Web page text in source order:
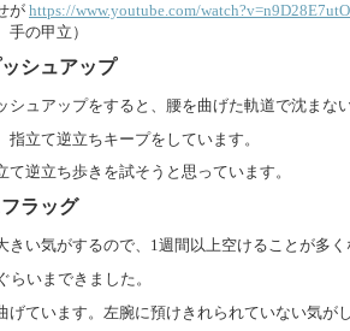
が https://www.youtube.com/
手の甲立）
シュアップ
シュアップをすると、腰を曲げた軌道で沈まな
指立て逆立ちキープをしています。
て逆立ち歩きを試そうと思っています。
ラッグ
きい気がするので、1週間以上空けることが多く
らいまできました。
げています。左腕に預けきれられていない気がし